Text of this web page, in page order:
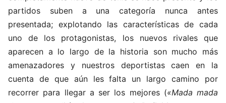
partidos suben a una categoría nunca antes
presentada; explotando las características de cada
uno de los protagonistas, los nuevos rivales que
aparecen a lo largo de la historia son mucho más
amenazadores y nuestros deportistas caen en la
cuenta de que aún les falta un largo camino por
recorrer para llegar a ser los mejores («Mada mada